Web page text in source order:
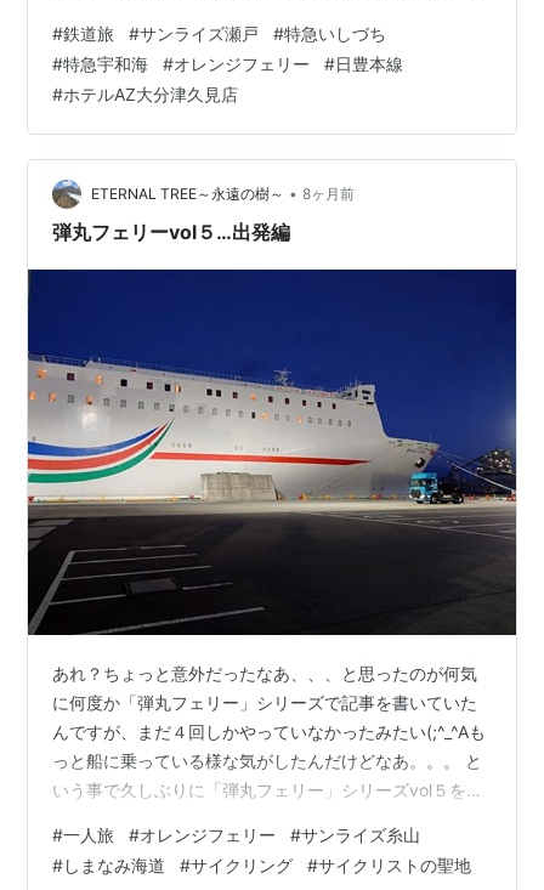
ジ色に染まってきたところで四国にIN。 香川県のシンボ
ル、朝焼けバックの飯野山がお出迎え。 坂出を出ると、
衣懸池(こかけいけ)をバックに日の出。「サンライズ」か
ら眺めるサンライズ🌅 定刻7時27分、終点 高松に到着。
サムッ🥶 今回もあっという間だった「瀬戸」の夜。夜行
列車の…
#鉄道旅 #サンライズ瀬戸 #特急いしづち
#特急宇和海 #オレンジフェリー #日豊本線
#ホテルAZ大分津久見店
ETERNAL TREE～永遠の樹～ • 8ヶ月前
弾丸フェリーvol５…出発編
あれ？ちょっと意外だったなあ、、、と思ったのが何気
に何度か「弾丸フェリー」シリーズで記事を書いていた
んですが、まだ４回しかやっていなかったみたい(;^_^Aも
っと船に乗っている様な気がしたんだけどなあ。。。 と
いう事で久しぶりに「弾丸フェリー」シリーズvol５を開
ーvol５の行先は？ 大阪南港まではアプローチがしやすい
♪ 乗船後、レストランで愛媛名物を摘まみながら出航を待
#一人旅 #オレンジフェリー #サンライズ糸山
#しまなみ海道 #サイクリング #サイクリストの聖地